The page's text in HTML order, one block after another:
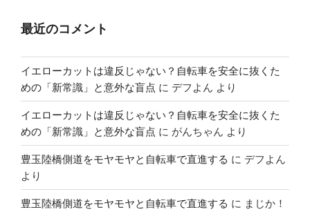
最近のコメント
イエローカットは違反じゃない？自転車を安全に抜くた
めの「新常識」と意外な盲点 に デフよん より
イエローカットは違反じゃない？自転車を安全に抜くた
めの「新常識」と意外な盲点 に がんちゃん より
豊玉陸橋側道をモヤモヤと自転車で直進する に デフよん
より
豊玉陸橋側道をモヤモヤと自転車で直進する に まじか！